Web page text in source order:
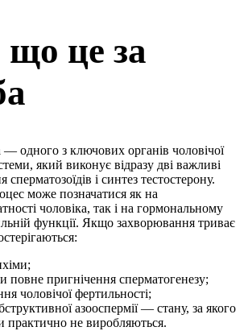
що це за
— одного з ключових органів чоловічої
який виконує відразу дві важливі
і синтез тестостерону.
може позначатися як на
чоловіка, так і на гормональному
функції. Якщо захворювання триває
повне пригнічення сперматогенезу;
чоловічої фертильності;
азооспермії — стану, за якого
практично не виробляються.